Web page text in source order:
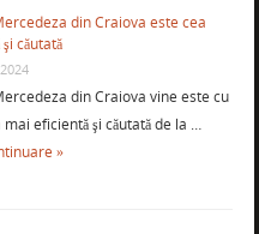
din Craiova este cea
căutată
din Craiova vine este cu
eficientă şi căutată de la …
»